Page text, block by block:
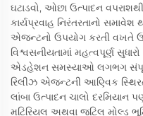
ઘટાડવો, ઓછા ઉત્પાદન
કાર્યપ્રવાહ નિરંતરતાનો
એજન્ટનો ઉપયોગ કરતી વખતે
વિશ્વસનીયતામાં મહત્વપૂર્ણ
એડહેશન સમસ્યાઓ લગભગ
રિલીઝ એજન્ટની આણ્વિક
લાંબા ઉત્પાદન ચાલો દરમિયાન
મટિરિયલ અથવા જટિલ મોલ્ડ